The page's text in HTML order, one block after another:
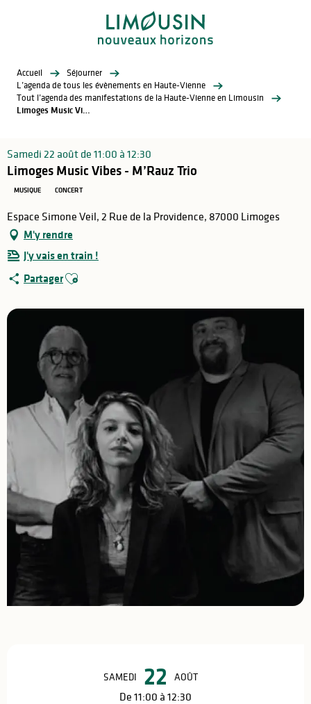
Accueil
Séjourner
L’agenda de tous les évènements en Haute-Vienne
Tout l’agenda des manifestations de la Haute-Vienne en Limousin
Limoges Music Vibes - M’Rauz Trio
Samedi 22 août de 11:00 à 12:30
Limoges Music Vibes - M’Rauz Trio
MUSIQUE CONCERT
Espace Simone Veil, 2 Rue de la Providence, 87000 Limoges
M'y rendre
J'y vais en train !
PartagerAjouter aux favoris
SAMEDI 22 AOÛT
De 11:00 à 12:30